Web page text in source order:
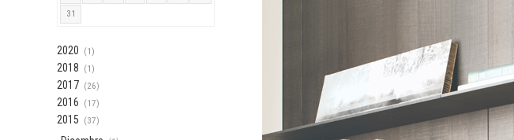
31
2020 (1)
2018 (1)
2017 (26)
2016 (17)
2015 (37)